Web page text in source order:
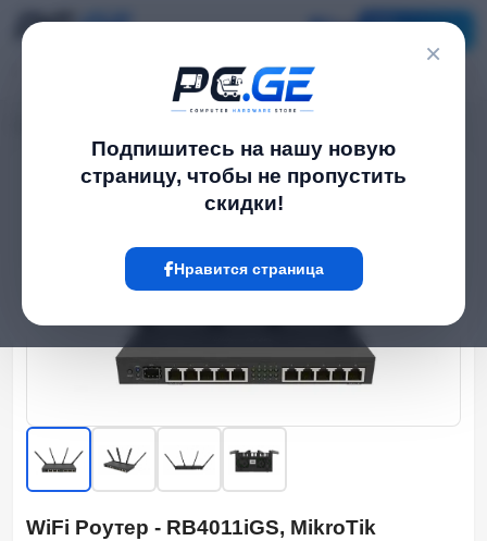
×
Подпишитесь на нашу новую
страницу, чтобы не пропустить
скидки!
Нравится страница
WiFi Роутер - RB4011iGS, MikroTik